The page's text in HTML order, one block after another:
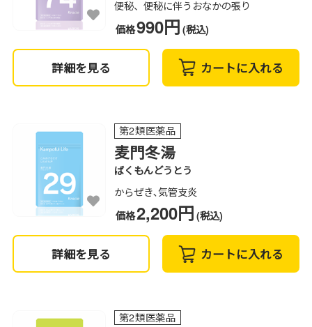
便秘、便秘に伴うおなかの張り
価格990円 (税込)
詳細を見る カートに入れる
第2類医薬品
麦門冬湯
ばくもんどうとう
からぜき､気管支炎
価格2,200円 (税込)
詳細を見る カートに入れる
第2類医薬品